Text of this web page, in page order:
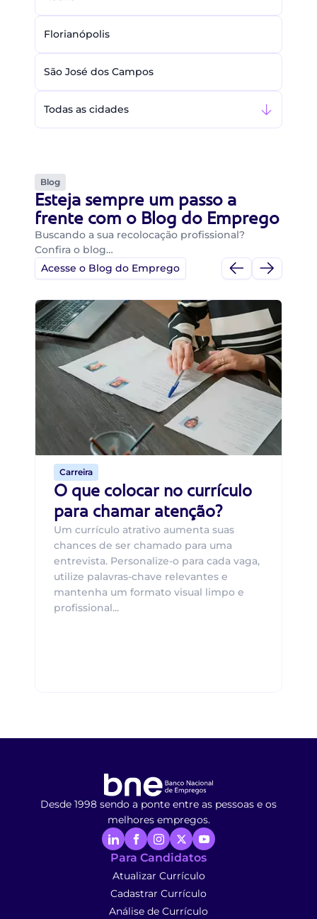
Florianópolis
São José dos Campos
Todas as cidades
Blog
Esteja sempre um passo a
frente com o Blog do Emprego
Buscando a sua recolocação profissional?
Confira o blog…
Acesse o Blog do Emprego
Carreira
O que colocar no currículo
para chamar atenção?
Um currículo atrativo aumenta suas
chances de ser chamado para uma
entrevista. Personalize-o para cada vaga,
utilize palavras-chave relevantes e
mantenha um formato visual limpo e
profissional...
Desde 1998 sendo a ponte entre as pessoas e os
melhores empregos.
Para Candidatos
Atualizar Currículo
Cadastrar Currículo
Análise de Currículo